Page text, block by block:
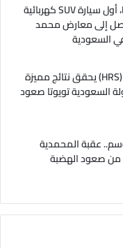
فورد موستانج Mach-E، أول سيارة SUV كهربائية
تصل إلى معارض محمد
السعودية
فريق هوندا السعودية (HRS) يحقق نتائج مميزة
السعودية تويوتا صعود
عقبة المحمدية
من صعود الهضبة